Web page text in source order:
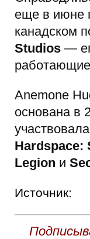
еще в июне
канадском
Studios —
Anemone
основана в
Hardspace:
Legion и
Источник: